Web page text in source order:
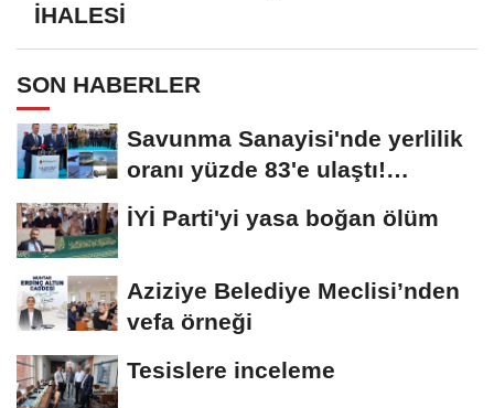
İHALESİ
SON HABERLER
Savunma Sanayisi'nde yerlilik
oranı yüzde 83'e ulaştı!
Erzurum da...
İYİ Parti'yi yasa boğan ölüm
Aziziye Belediye Meclisi’nden
vefa örneği
Tesislere inceleme